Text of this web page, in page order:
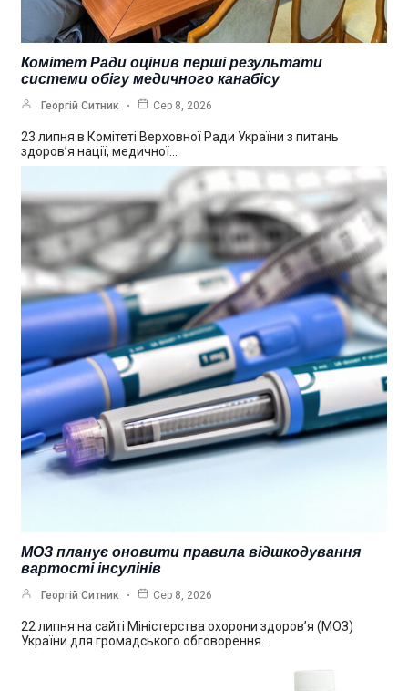
Комітет Ради оцінив перші результати
системи обігу медичного канабісу
Георгій Ситник Сер 8, 2026
23 липня в Комітеті Верховної Ради України з питань
здоров’я нації, медичної…
МОЗ планує оновити правила відшкодування
вартості інсулінів
Георгій Ситник Сер 8, 2026
22 липня на сайті Міністерства охорони здоров’я (МОЗ)
України для громадського обговорення…